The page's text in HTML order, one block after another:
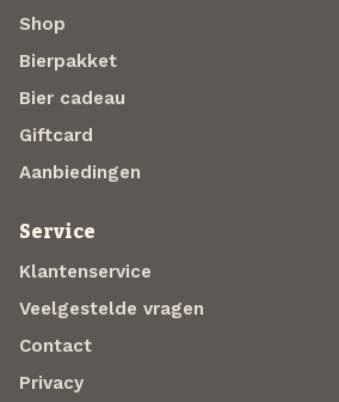
Shop
Bierpakket
Bier cadeau
Giftcard
Aanbiedingen
Service
Klantenservice
Veelgestelde vragen
Contact
Privacy